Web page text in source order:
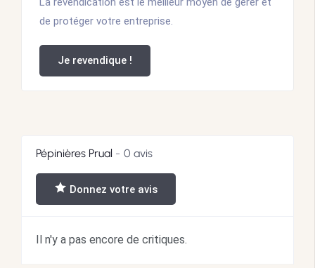
de protéger votre entreprise.
Je revendique !
Pépinières Prual 0 avis
Donnez votre avis
Il n'y a pas encore de critiques.